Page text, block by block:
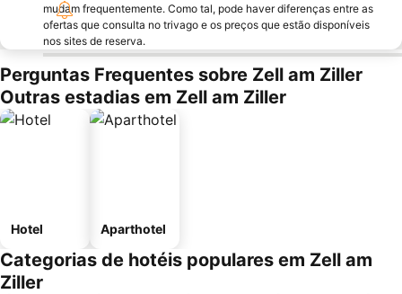
mudam frequentemente. Como tal, pode haver diferenças entre as
ofertas que consulta no trivago e os preços que estão disponíveis
nos sites de reserva.
Perguntas Frequentes sobre Zell am Ziller
Outras estadias em Zell am Ziller
Hotel Aparthotel
Categorias de hotéis populares em Zell am
Ziller